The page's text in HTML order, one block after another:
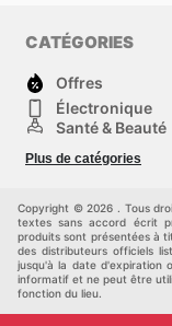
CATÉGORIES
Offres
Électronique
Santé & Beauté
Sport et loisirs
Bébé
Plus de catégories
Copyright © 2026 . Tous
textes sans accord écrit
produits sont présentées à
des distributeurs officiels
jusqu'à la date d'expiration
informatif et ne peut être
fonction du lieu.